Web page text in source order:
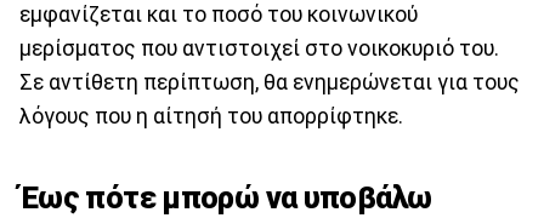
εμφανίζεται και το ποσό του κοινωνικού
μερίσματος που αντιστοιχεί στο νοικοκυριό του.
Σε αντίθετη περίπτωση, θα ενημερώνεται για τους
λόγους που η αίτησή του απορρίφτηκε.
Έως πότε μπορώ να υποβάλω